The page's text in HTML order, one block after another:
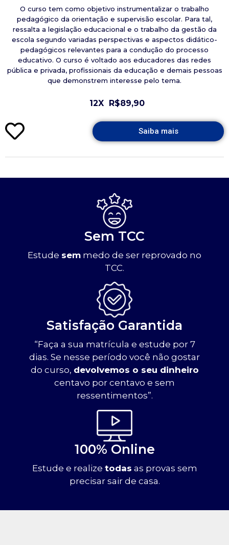
O curso tem como objetivo instrumentalizar o trabalho
pedagógico da orientação e supervisão escolar. Para tal,
ressalta a legislação educacional e o trabalho da gestão da
escola segundo variadas perspectivas e aspectos didático-
pedagógicos relevantes para a condução do processo
educativo. O curso é voltado aos educadores das redes
pública e privada, profissionais da educação e demais pessoas
que demonstrem interesse pelo tema.
12X R$89,90
Saiba mais
Sem TCC
Estude sem medo de ser reprovado no
TCC.
Satisfação Garantida
“Faça a sua matrícula e estude por 7
dias. Se nesse período você não gostar
do curso, devolvemos o seu dinheiro
centavo por centavo e sem
ressentimentos”.
100% Online
Estude e realize todas as provas sem
precisar sair de casa.